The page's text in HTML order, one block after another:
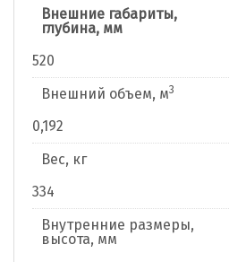
Внешние габариты,
глубина, мм
520
Внешний объем, м3
0,192
Вес, кг
334
Внутренние размеры,
высота, мм